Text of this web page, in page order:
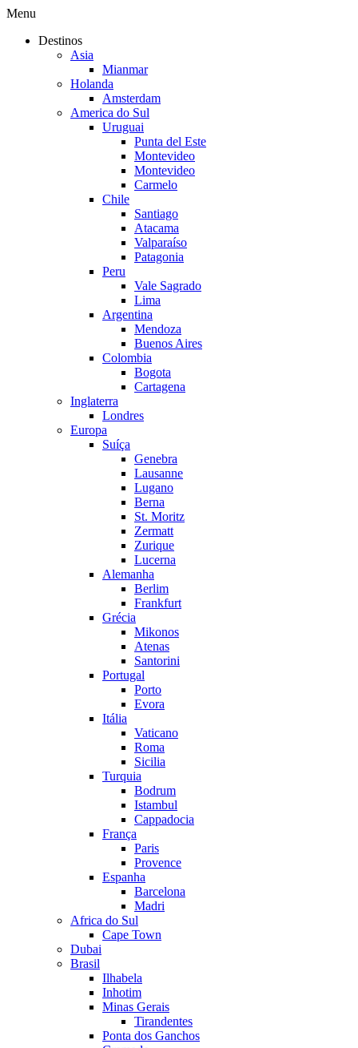
Menu
Destinos
Asia
Mianmar
Holanda
Amsterdam
America do Sul
Uruguai
Punta del Este
Montevideo
Montevideo
Carmelo
Chile
Santiago
Atacama
Valparaíso
Patagonia
Peru
Vale Sagrado
Lima
Argentina
Mendoza
Buenos Aires
Colombia
Bogota
Cartagena
Inglaterra
Londres
Europa
Suíça
Genebra
Lausanne
Lugano
Berna
St. Moritz
Zermatt
Zurique
Lucerna
Alemanha
Berlim
Frankfurt
Grécia
Mikonos
Atenas
Santorini
Portugal
Porto
Evora
Itália
Vaticano
Roma
Sicilia
Turquia
Bodrum
Istambul
Cappadocia
França
Paris
Provence
Espanha
Barcelona
Madri
Africa do Sul
Cape Town
Dubai
Brasil
Ilhabela
Inhotim
Minas Gerais
Tirandentes
Ponta dos Ganchos